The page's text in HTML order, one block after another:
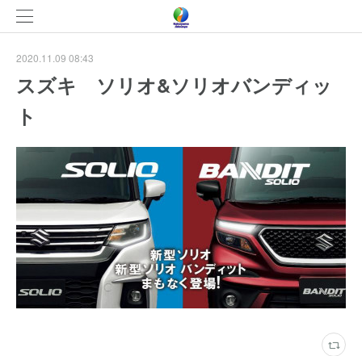
2020.11.09 08:43
スズキ ソリオ&ソリオバンディッ
ト